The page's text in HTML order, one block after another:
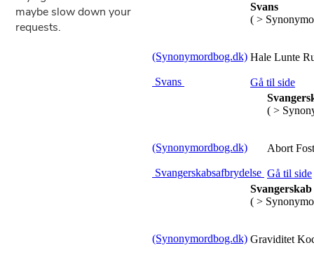
(Synonymordbog.dk)
Svans
Svans
( >
Hale Lunte
Gå til side
(Synonymordbog.dk)
Svangerskabsafbrydelse
( >
Abort
Gå til side
(Synonymordbog.dk)
Svangerskab
( >
Graviditet